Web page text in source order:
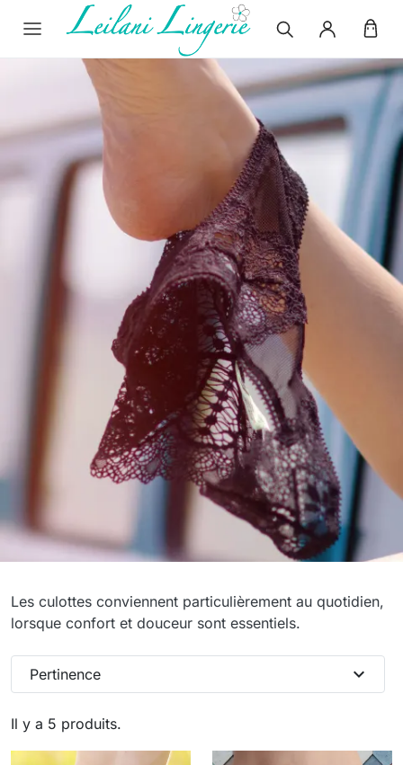
Culottes
Les culottes conviennent particulièrement au quotidien,
lorsque confort et douceur sont essentiels.
Il y a 5 produits.
Pertinence expand_more